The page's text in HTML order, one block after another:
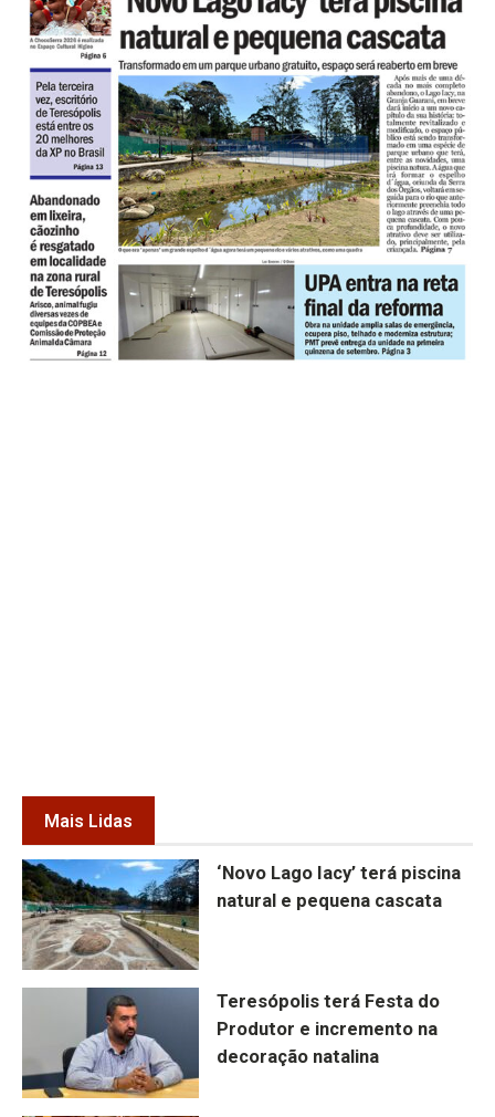
Mais Lidas
‘Novo Lago Iacy’ terá piscina
natural e pequena cascata
Teresópolis terá Festa do
Produtor e incremento na
decoração natalina